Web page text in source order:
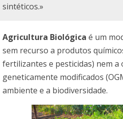
sintéticos.»
Agricultura Biológica é um
sem recurso a produtos
fertilizantes e pesticidas) nem a
geneticamente modificados
ambiente e a biodiversidade.